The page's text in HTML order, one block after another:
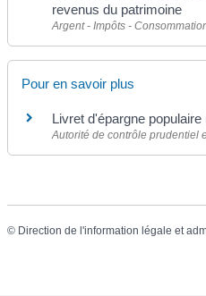
revenus du patrimoine
Argent - Impôts -
Pour en savoir plus
Livret d'épargne populaire
Autorité de contrôle prudentiel
© Direction de l'information légale et